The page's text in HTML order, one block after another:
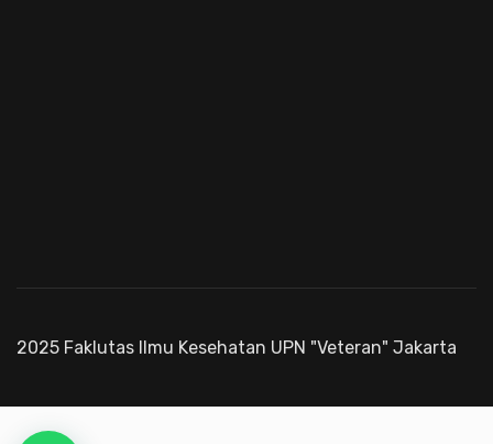
2025 Faklutas Ilmu Kesehatan UPN "Veteran" Jakarta